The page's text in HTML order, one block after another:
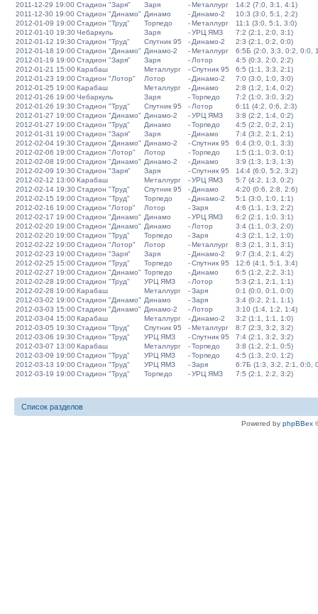
2011-12-29 19:00 Стадион "Заря" Заря -Металлург
14:2 (7:0, 3:1, 4:1)
2011-12-30 19:00 Стадион "Динамо" Динамо - Динамо-2
10:3 (3:0, 5:1, 2:2)
2012-01-09 19:00Стадион "Труд" Торпедо -Металлург
11:1 (3:0, 5:1, 3:0)
2012-01-10 19:30Чебаркуль Заря -УРЦ ЯМЗ
7:2 (2:1, 2:0, 3:1)
2012-01-12 19:30Стадион "Труд" Спутник 95 - Динамо-2
2:3 (2:1, 0:2, 0:0)
2012-01-18 19:00Стадион "Динамо" Динамо-2 -Металлург
6:5Б (2:0, 3:3, 0:2, 0:0,
2012-01-19 19:00Стадион "Заря" Заря - Лотор
4:5 (0:3, 2:0, 2:2)
2012-01-21 15:00Карабаш Металлург -Спутник 95
6:5 (1:1, 3:3, 2:1)
2012-01-23 19:00Стадион "Лотор" Лотор - Динамо-2
7:0 (3:0, 1:0, 3:0)
2012-01-25 19:00Карабаш Металлург - Динамо
2:8 (1:2, 1:4, 0:2)
2012-01-26 19:00Чебаркуль Заря -Торпедо
7:2 (1:0, 3:0, 3:2)
2012-01-26 19:30Стадион "Труд" Спутник 95 - Лотор
6:11 (4:2, 0:6, 2:3)
2012-01-27 19:00Стадион "Динамо" Динамо-2 -УРЦ ЯМЗ
3:8 (2:2, 1:4, 0:2)
2012-01-27 19:00Стадион "Труд" Динамо -Торпедо
4:5 (2:2, 0:2, 2:1)
2012-01-31 19:00Стадион "Заря" Заря - Динамо
7:4 (3:2, 2:1, 2:1)
2012-02-04 19:30Стадион "Динамо" Динамо-2 -Спутник 95
6:4 (3:0, 0:1, 3:3)
2012-02-06 19:00Стадион "Лотор" Лотор -Торпедо
1:5 (1:1, 0:3, 0:1)
2012-02-08 19:00Стадион "Динамо" Динамо-2 - Динамо
3:9 (1:3, 1:3, 1:3)
2012-02-09 19:30Стадион "Заря" Заря -Спутник 95
14:4 (6:0, 5:2, 3:2)
2012-02-12 13:00Карабаш Металлург -УРЦ ЯМЗ
5:7 (4:2, 1:3, 0:2)
2012-02-14 19:30Стадион "Труд" Спутник 95 - Динамо
4:20 (0:6, 2:8, 2:6)
2012-02-15 19:00Стадион "Труд" Торпедо - Динамо-2
5:1 (3:0, 1:0, 1:1)
2012-02-16 19:00Стадион "Лотор" Лотор -Заря
4:6 (1:1, 1:3, 2:2)
2012-02-17 19:00Стадион "Динамо" Динамо -УРЦ ЯМЗ
6:2 (2:1, 1:0, 3:1)
2012-02-20 19:00Стадион "Динамо" Динамо - Лотор
3:4 (1:1, 0:3, 2:0)
2012-02-20 19:00Стадион "Труд" Торпедо -Заря
4:3 (2:1, 1:2, 1:0)
2012-02-22 19:00Стадион "Лотор" Лотор -Металлург
8:3 (2:1, 3:1, 3:1)
2012-02-23 19:00Стадион "Заря" Заря - Динамо-2
9:7 (3:4, 2:1, 4:2)
2012-02-25 15:00Стадион "Труд" Торпедо -Спутник 95
12:6 (4:1, 5:1, 3:4)
2012-02-27 19:00Стадион "Динамо" Торпедо - Динамо
6:5 (1:2, 2:2, 3:1)
2012-02-28 19:00Стадион "Труд" УРЦ ЯМЗ - Лотор
5:3 (2:1, 2:1, 1:1)
2012-02-28 19:00Карабаш Металлург -Заря
0:1 (0:0, 0:1, 0:0)
2012-03-02 19:00Стадион "Динамо" Динамо -Заря
3:4 (0:2, 2:1, 1:1)
2012-03-03 15:00Стадион "Динамо" Динамо-2 - Лотор
3:10 (1:4, 1:2, 1:4)
2012-03-04 15:00Карабаш Металлург - Динамо-2
3:2 (1:1, 1:1, 1:0)
2012-03-05 19:30Стадион "Труд" Спутник 95 -Металлург
8:7 (2:3, 3:2, 3:2)
2012-03-06 19:30Стадион "Труд" УРЦ ЯМЗ -Спутник 95
7:4 (2:1, 3:2, 3:2)
2012-03-07 13:00Карабаш Металлург -Торпедо
3:8 (1:2, 2:1, 0:5)
2012-03-09 19:00Стадион "Труд" УРЦ ЯМЗ -Торпедо
4:5 (1:3, 2:0, 1:2)
2012-03-13 19:00Стадион "Труд" УРЦ ЯМЗ -Заря
6:7Б (1:3, 3:2, 2:1, 0:0,
2012-03-19 19:00Стадион "Труд" Торпедо -УРЦ ЯМЗ 7:5 (2:1, 2:2, 3:2)
Список разделов
Powered by phpBBex